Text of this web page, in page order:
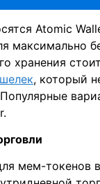
Atomic
максимально
хранения
, который
мем-токенов